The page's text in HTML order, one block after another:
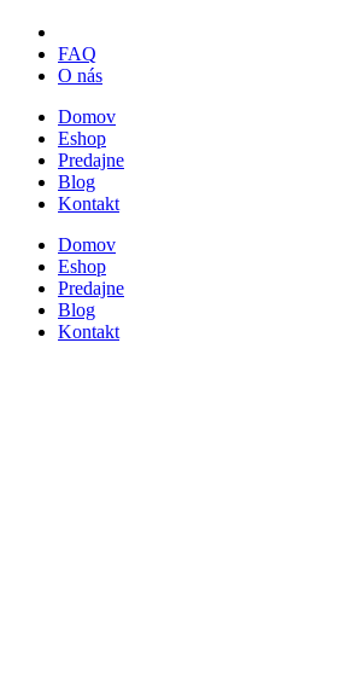
FAQ
O nás
Domov
Eshop
Predajne
Blog
Kontakt
Domov
Eshop
Predajne
Blog
Kontakt